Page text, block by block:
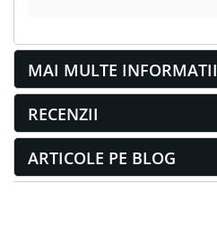
MAI MULTE INFORMATII
RECENZII
ARTICOLE PE BLOG